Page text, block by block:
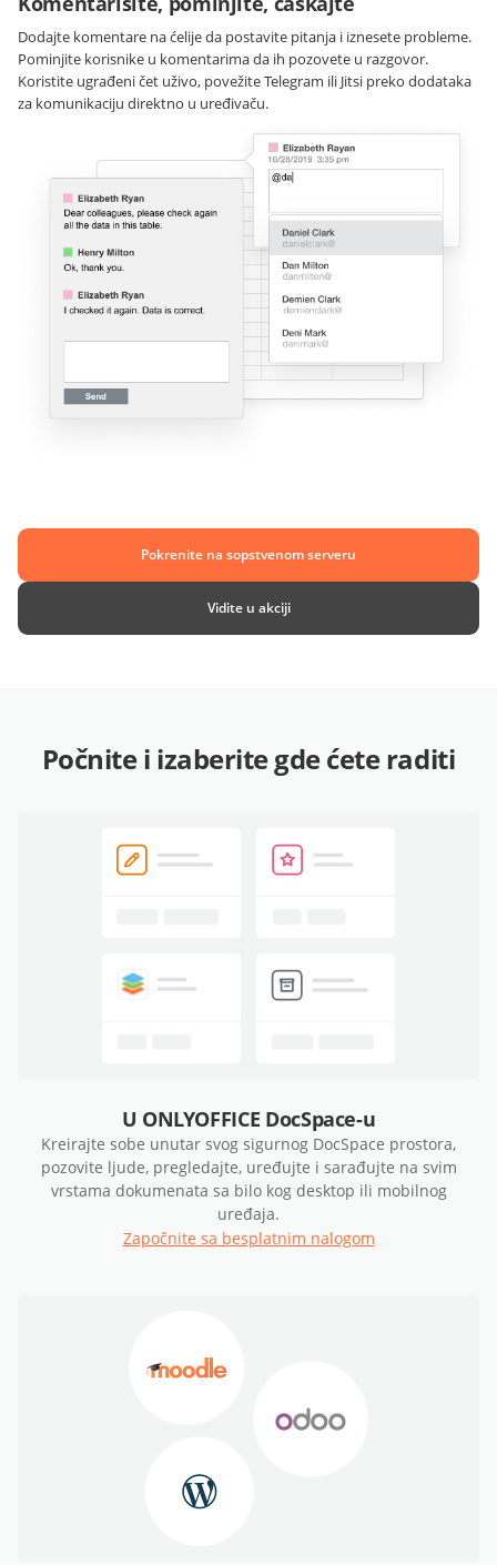
Dodajte komentare na ćelije da postavite pitanja i iznesete probleme.
Pominjite korisnike u komentarima da ih pozovete u razgovor.
Koristite ugrađeni čet uživo, povežite Telegram ili Jitsi preko dodataka
za komunikaciju direktno u uređivaču.
Pokrenite na sopstvenom serveru
Vidite u akciji
Počnite i izaberite gde ćete raditi
U ONLYOFFICE DocSpace-u
Kreirajte sobe unutar svog sigurnog DocSpace prostora,
pozovite ljude, pregledajte, uređujte i sarađujte na svim
vrstama dokumenata sa bilo kog desktop ili mobilnog
uređaja.
Započnite sa besplatnim nalogom